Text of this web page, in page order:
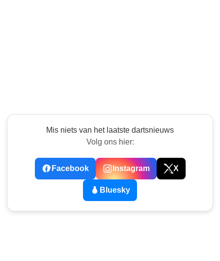
Mis niets van het laatste dartsnieuws
Volg ons hier:
Facebook Instagram X
Bluesky